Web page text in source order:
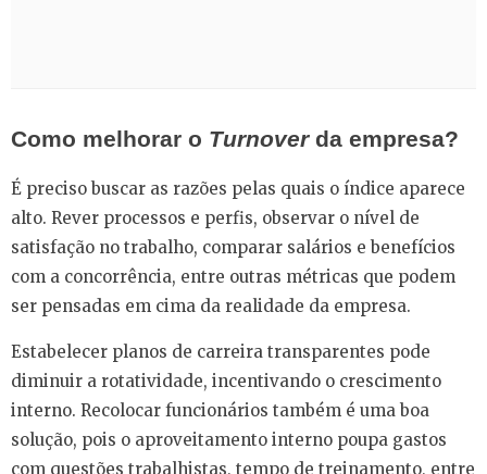
Como melhorar o Turnoverda empresa?
É preciso buscar as razões pelas quais o índice aparece
alto. Rever processos e perfis, observar o nível de
satisfação no trabalho, comparar salários e benefícios
com a concorrência, entre outras métricas que podem
ser pensadas em cima da realidade da empresa.
Estabelecer planos de carreira transparentes pode
diminuir a rotatividade, incentivando o crescimento
interno. Recolocar funcionários também é uma boa
solução, pois o aproveitamento interno poupa gastos
com questões trabalhistas, tempo de treinamento, entre